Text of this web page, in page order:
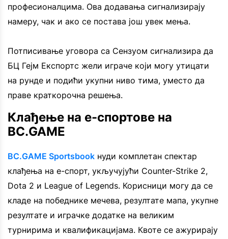
професионалцима. Ова додавања сигнализирају
намеру, чак и ако се постава још увек мења.
Потписивање уговора са Сензуом сигнализира да
БЦ Гејм Експортс жели играче који могу утицати
на рунде и подићи укупни ниво тима, уместо да
праве краткорочна решења.
Клађење на е-спортове на
BC.GAME
BC.GAME Sportsbook нуди комплетан спектар
клађења на е-спорт, укључујући Counter-Strike 2,
Dota 2 и League of Legends. Корисници могу да се
кладе на победнике мечева, резултате мапа, укупне
резултате и играчке додатке на великим
турнирима и квалификацијама. Квоте се ажурирају